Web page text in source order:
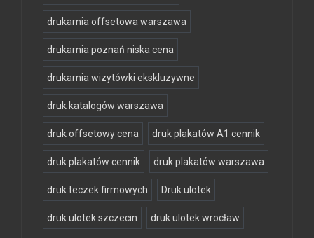
drukarnia offsetowa warszawa
drukarnia poznań niska cena
drukarnia wizytówki ekskluzywne
druk katalogów warszawa
druk offsetowy cena druk plakatów A1 cennik
druk plakatów cennik druk plakatów warszawa
druk teczek firmowych Druk ulotek
druk ulotek szczecin druk ulotek wrocław